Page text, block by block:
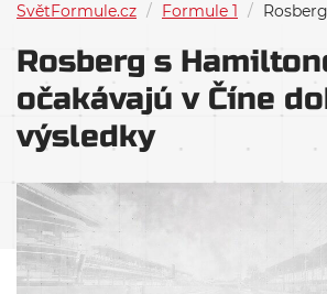
SvětFormule.cz / Formule 1 / Rosberg s
Rosberg s
očakávajú v Číne
výsledky